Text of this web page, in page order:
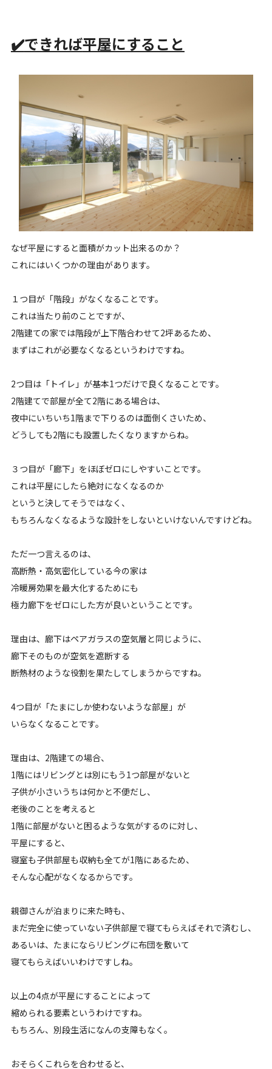
✔️できれば平屋にすること
なぜ平屋にすると面積がカット出来るのか？
これにはいくつかの理由があります。
１つ目が「階段」がなくなることです。
これは当たり前のことですが、
2階建ての家では階段が上下階合わせて2坪あるため、
まずはこれが必要なくなるというわけですね。
2つ目は「トイレ」が基本1つだけで良くなることです。
2階建てで部屋が全て2階にある場合は、
夜中にいちいち1階まで下りるのは面倒くさいため、
どうしても2階にも設置したくなりますからね。
３つ目が「廊下」をほぼゼロにしやすいことです。
これは平屋にしたら絶対になくなるのか
というと決してそうではなく、
もちろんなくなるような設計をしないといけないんですけどね。
ただ一つ言えるのは、
高断熱・高気密化している今の家は
冷暖房効果を最大化するためにも
極力廊下をゼロにした方が良いということです。
理由は、廊下はペアガラスの空気層と同じように、
廊下そのものが空気を遮断する
断熱材のような役割を果たしてしまうからですね。
4つ目が「たまにしか使わないような部屋」が
いらなくなることです。
理由は、2階建ての場合、
1階にはリビングとは別にもう1つ部屋がないと
子供が小さいうちは何かと不便だし、
老後のことを考えると
1階に部屋がないと困るような気がするのに対し、
平屋にすると、
寝室も子供部屋も収納も全てが1階にあるため、
そんな心配がなくなるからです。
親御さんが泊まりに来た時も、
まだ完全に使っていない子供部屋で寝てもらえばそれで済むし、
あるいは、たまにならリビングに布団を敷いて
寝てもらえばいいわけですしね。
以上の4点が平屋にすることによって
縮められる要素というわけですね。
もちろん、別段生活になんの支障もなく。
おそらくこれらを合わせると、